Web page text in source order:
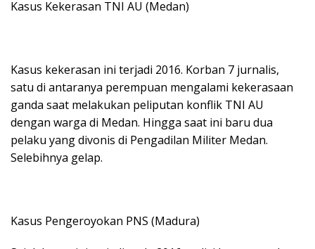
Kasus Kekerasan TNI AU (Medan)
Kasus kekerasan ini terjadi 2016. Korban 7 jurnalis,
satu di antaranya perempuan mengalami kekerasaan
ganda saat melakukan peliputan konflik TNI AU
dengan warga di Medan. Hingga saat ini baru dua
pelaku yang divonis di Pengadilan Militer Medan.
Selebihnya gelap.
Kasus Pengeroyokan PNS (Madura)